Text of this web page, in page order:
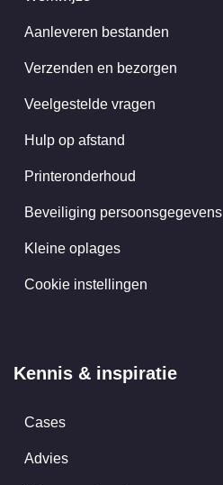
Aanleveren bestanden
Verzenden en bezorgen
Veelgestelde vragen
Hulp op afstand
Printeronderhoud
Beveiliging persoonsgegevens
Kleine oplages
Cookie instellingen
Kennis & inspiratie
Cases
Advies